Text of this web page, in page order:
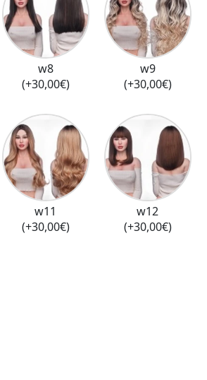
w8
(+30,00€)
w9
(+30,00€)
w11
(+30,00€)
w12
(+30,00€)